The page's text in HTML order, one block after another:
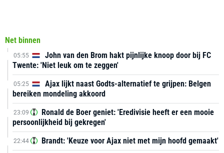
Net binnen
05:55
John van den Brom hakt pijnlijke knoop door bij FC
Twente: 'Niet leuk om te zeggen'
05:25
Ajax lijkt naast Godts-alternatief te grijpen: Belgen
bereiken mondeling akkoord
23:09
Ronald de Boer geniet: 'Eredivisie heeft er een mooie
persoonlijkheid bij gekregen'
22:44 Brandt: 'Keuze voor Ajax niet met mijn hoofd gemaakt'